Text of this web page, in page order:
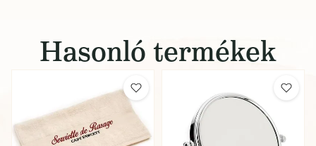
Hasonló termékek